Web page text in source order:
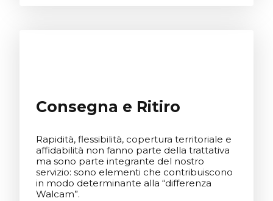
Consegna e Ritiro
Rapidità, flessibilità, copertura territoriale e
affidabilità non fanno parte della trattativa
ma sono parte integrante del nostro
servizio: sono elementi che contribuiscono
in modo determinante alla “differenza
Walcam”.